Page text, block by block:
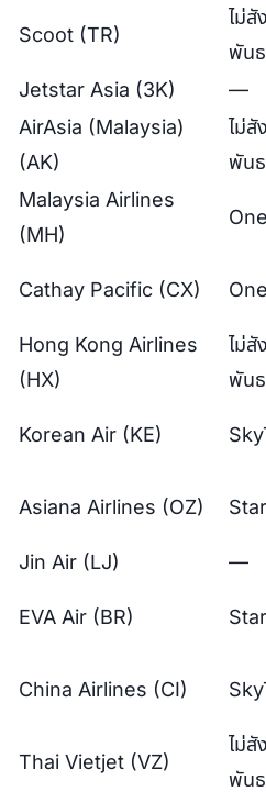
Scoot (TR)
ไม่สั
พัน
Jetstar Asia (3K) —
AirAsia (Malaysia)
(AK)
ไม่สั
พัน
Malaysia Airlines
(MH)
Cathay Pacific (CX)
Hong Kong Airlines
(HX)
ไม่สั
พัน
Korean Air (KE)
Asiana Airlines (OZ)
Jin Air (LJ)
—
EVA Air (BR)
China Airlines (CI)
Thai Vietjet (VZ)
ไม่สั
พัน